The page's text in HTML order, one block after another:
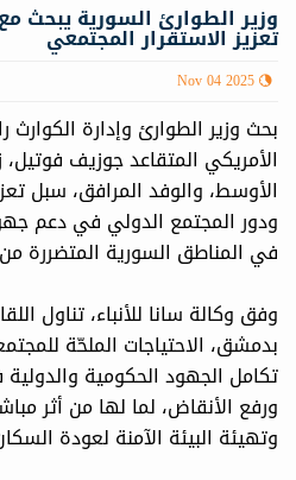
وزير الطوارئ السورية يبحث
تعزيز الاستقرار المجتمعي
Nov 04 2025
بحث وزير الطوارئ وإدارة الكوارث
الأمريكي المتقاعد جوزيف
الأوسط، والوفد المرافق، سبل
ودور المجتمع الدولي في دعم
في المناطق السورية المتضررة
وفق وكالة سانا للأنباء، تناول
بدمشق، الاحتياجات الملحّة
تكامل الجهود الحكومية والدولية
ورفع الأنقاض، لما لها من أثر
وتهيئة البيئة الآمنة لعودة